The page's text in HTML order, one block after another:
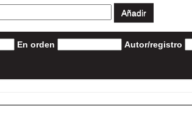
En orden Autor/registro